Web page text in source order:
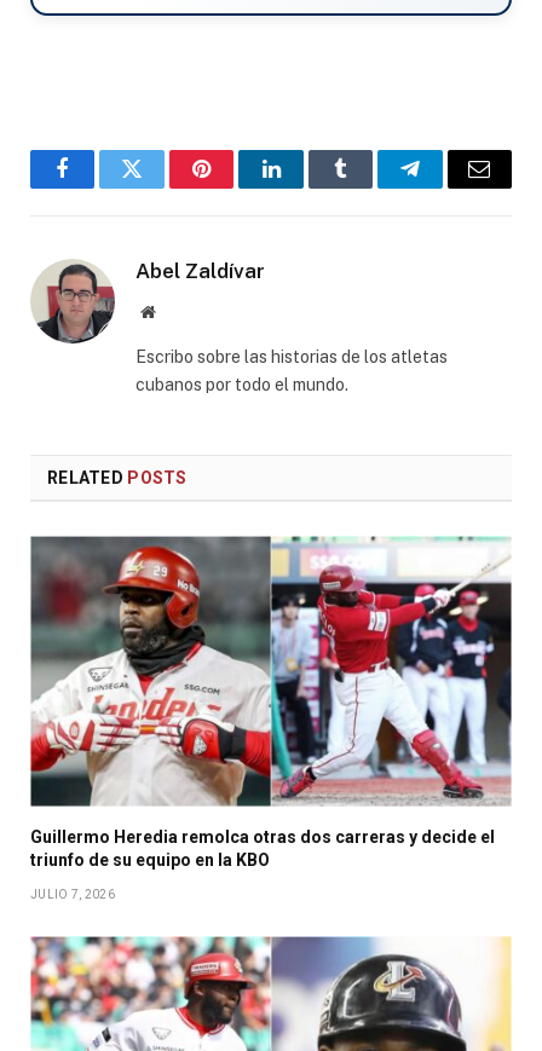
FacebookTwitter PinterestLinkedInTumblr TelegramEmail
Abel Zaldívar
Website
Escribo sobre las historias de los atletas
cubanos por todo el mundo.
RELATED POSTS
Guillermo Heredia remolca otras dos carreras y decide el
triunfo de su equipo en la KBO
JULIO 7, 2026